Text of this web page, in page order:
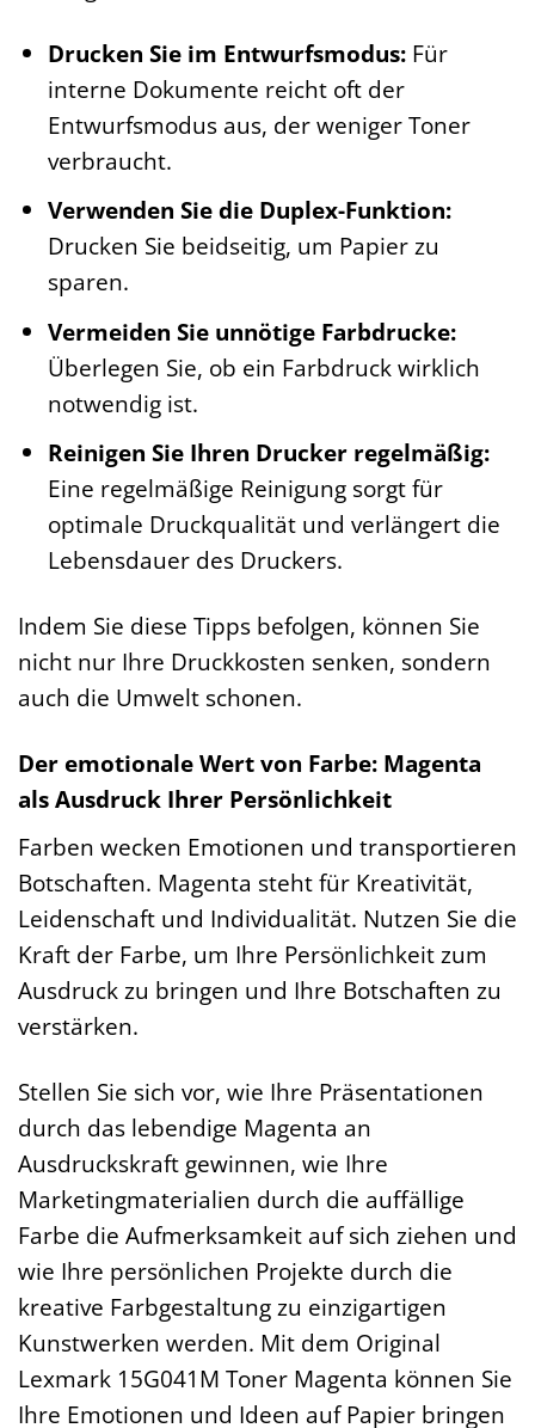
Drucken Sie im Entwurfsmodus:Für
interne Dokumente reicht oft der
Entwurfsmodus aus, der weniger Toner
verbraucht.
Verwenden Sie die Duplex-Funktion:
Drucken Sie beidseitig, um Papier zu
sparen.
Vermeiden Sie unnötige Farbdrucke:
Überlegen Sie, ob ein Farbdruck wirklich
notwendig ist.
Reinigen Sie Ihren Drucker regelmäßig:
Eine regelmäßige Reinigung sorgt für
optimale Druckqualität und verlängert die
Lebensdauer des Druckers.
Indem Sie diese Tipps befolgen, können Sie
nicht nur Ihre Druckkosten senken, sondern
auch die Umwelt schonen.
Der emotionale Wert von Farbe: Magenta
als Ausdruck Ihrer Persönlichkeit
Farben wecken Emotionen und transportieren
Botschaften. Magenta steht für Kreativität,
Leidenschaft und Individualität. Nutzen Sie die
Kraft der Farbe, um Ihre Persönlichkeit zum
Ausdruck zu bringen und Ihre Botschaften zu
verstärken.
Stellen Sie sich vor, wie Ihre Präsentationen
durch das lebendige Magenta an
Ausdruckskraft gewinnen, wie Ihre
Marketingmaterialien durch die auffällige
Farbe die Aufmerksamkeit auf sich ziehen und
wie Ihre persönlichen Projekte durch die
kreative Farbgestaltung zu einzigartigen
Kunstwerken werden. Mit dem Original
Lexmark 15G041M Toner Magenta können Sie
Ihre Emotionen und Ideen auf Papier bringen